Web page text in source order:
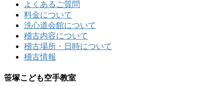
よくあるご質問
料金について
洗心道会館について
稽古内容について
稽古場所・日時について
稽古情報
笹塚こども空手教室